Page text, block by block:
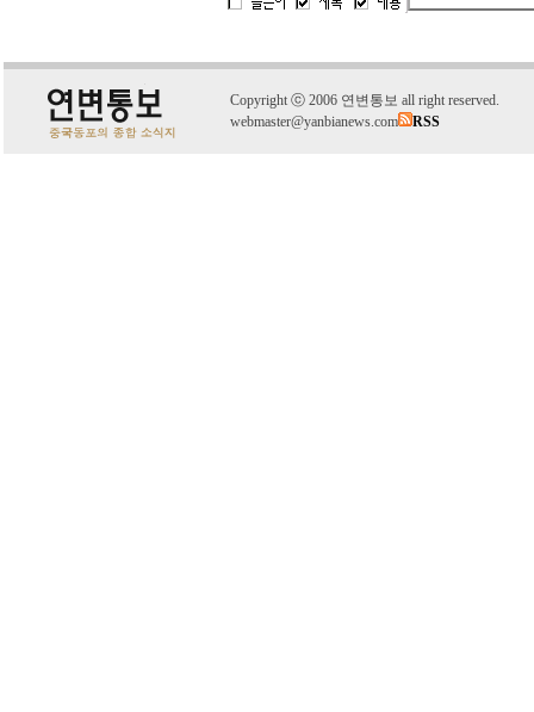
Copyright ⓒ 2006 연변통보 all right reserved.
webmaster@yanbianews.com
RSS